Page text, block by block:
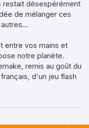
restait désespérément
de mélanger ces
entre vos mains et
notre planète.
remis au goût du
d'un jeu flash